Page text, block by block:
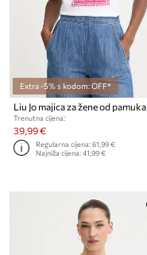
Extra -5% s kodom: OFF*
Liu Jo majica za žene od pamuka
Trenutna cijena:
39,99 €
Regularna cijena:61,99 €
Najniža cijena:41,99 €